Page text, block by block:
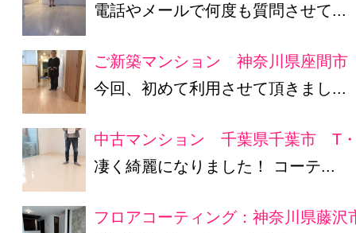
電話やメールで何度も質問させて...
ご新築マンション 神奈川県座間
今回、初めて利用させて頂きまし...
中古マンション 千葉県千葉市 T
凄く綺麗になりました！ コーテ...
フロアコーティング：神奈川県藤沢